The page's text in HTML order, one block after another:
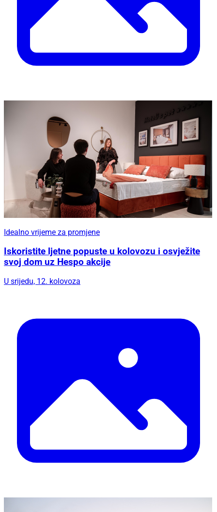
Idealno vrijeme za promjene
Iskoristite ljetne popuste u kolovozu i osvježite
svoj dom uz Hespo akcije
U srijedu, 12. kolovoza